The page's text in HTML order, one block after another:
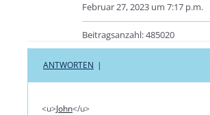
Februar 27, 2023 um 7:17 p.m.
Beitragsanzahl: 485020
ANTWORTEN |
<u>John</u>